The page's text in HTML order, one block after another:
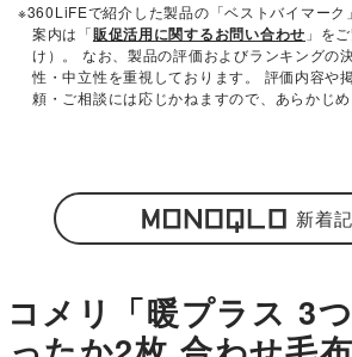
※360LiFEで紹介した製品の「ベストバイマーク
案内は「販促活用に関するお問い合わせ 」を
け）。 なお、製品の評価およびランキングの
性・中立性を重視しております。 評価内容や
頼・ご相談には応じかねますので、あらかじめ
新着
コメリ「暖プラス 3